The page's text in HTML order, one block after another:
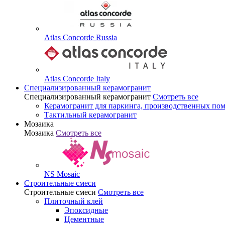
Atlas Concorde Russia
Atlas Concorde Italy
Специализированный керамогранит
Специализированный керамогранит Смотреть все
Керамогранит для паркинга, производственных
Тактильный керамогранит
Мозаика
Мозаика Смотреть все
NS Mosaic
Строительные смеси
Строительные смеси Смотреть все
Плиточный клей
Эпоксидные
Цементные